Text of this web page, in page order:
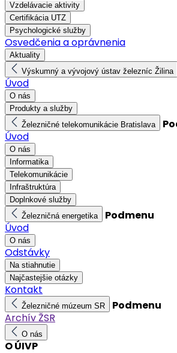
Vzdelávacie aktivity
Certifikácia UTZ
Psychologické služby
Osvedčenia a oprávnenia
Aktuality
Výskumný a vývojový ústav železníc Žilina
Úvod
O nás
Produkty a služby
Železničné telekomunikácie Bratislava
Úvod
O nás
Informatika
Telekomunikácie
Infraštruktúra
Doplnkové služby
Železničná energetika
Podmenu
Úvod
O nás
Odstávky
Na stiahnutie
Najčastejšie otázky
Kontakt
Železničné múzeum SR
Podmenu
Archív ŽSR
O nás
O ÚIVP